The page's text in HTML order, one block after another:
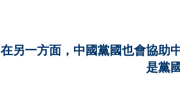
在另一方面，中國黨國也會協助
是黨